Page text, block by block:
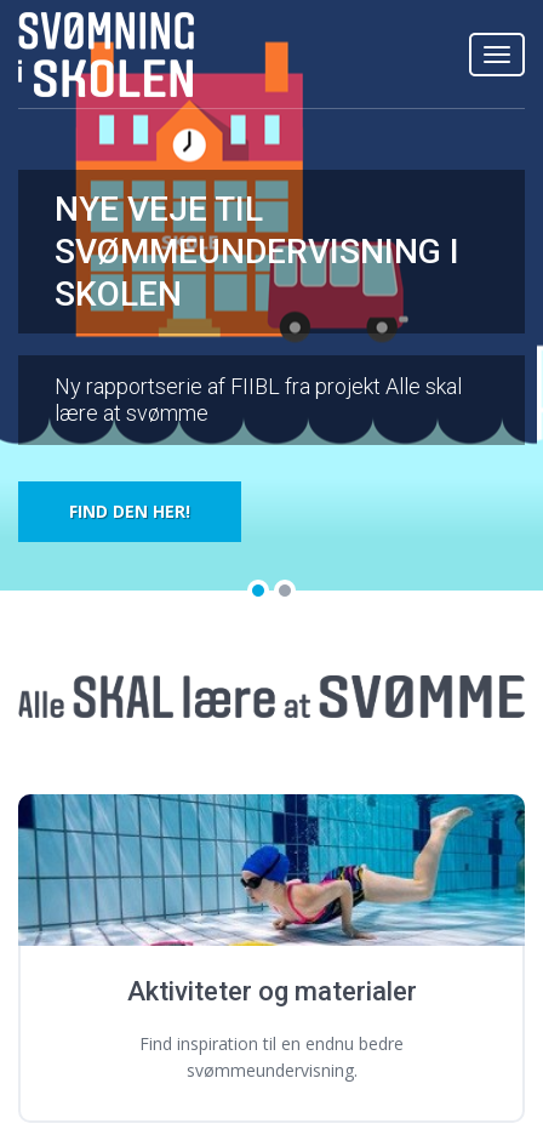
NYE VEJE TIL
SVØMMEUNDERVISNING I
SKOLEN
Ny rapportserie af FIIBL fra projekt Alle skal
lære at svømme
FIND DEN HER!
PROJEKT: ALLE SKAL
LÆRE AT SVØMME
Vi går nye veje for at lære alle at svømme
LÆS MERE
Aktiviteter og materialer
Find inspiration til en endnu bedre
svømmeundervisning.